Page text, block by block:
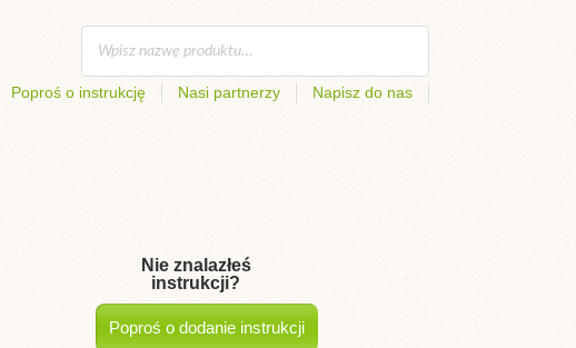
Poproś o instrukcję Nasi partnerzy Napisz do nas
Nie znalazłeś
instrukcji?
Poproś o dodanie instrukcji